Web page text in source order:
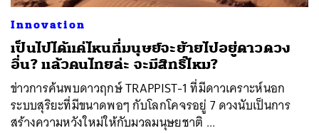
Innovation
เป็นไปได้แค่ไหนที่มนุษย์จะย้ายไปอยู่ดาวดวง
อื่น? แล้วคนไทยล่ะ จะมีสิทธิ์ไหม?
ข่าวการค้นพบดาวฤกษ์ TRAPPIST-1 ที่มีดาวเคราะห์นอก
ระบบสุริยะที่มีขนาดพอๆ กับโลกโคจรอยู่ 7 ดวงนับเป็นการ
สร้างความหวังใหม่ให้กับมวลมนุษยชาติ ...